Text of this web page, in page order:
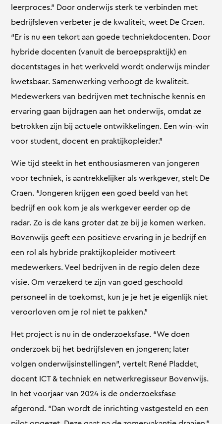
leerproces.” Door onderwijs sterk te verbinden met
bedrijfsleven verbeter je de kwaliteit, weet De Craen.
“Er is nu een tekort aan goede techniekdocenten. Door
hybride docenten (vanuit de beroepspraktijk) en
docentstages in het werkveld wordt onderwijs minder
kwetsbaar. Samenwerking verhoogt de kwaliteit.
Medewerkers van bedrijven met technische kennis en
ervaring gaan bijdragen aan het onderwijs, omdat ze
betrokken zijn bij actuele ontwikkelingen. Een win-win
voor student, docent en praktijkopleider.”
Wie tijd steekt in het enthousiasmeren van jongeren
voor techniek, is aantrekkelijker als werkgever, stelt De
Craen. “Jongeren krijgen een goed beeld van het
bedrijf en ook kom je als werkgever eerder op de
radar. Zo is de kans groter dat ze bij je komen werken.
Bovenwijs geeft een positieve ervaring in je bedrijf en
een rol als hybride praktijkopleider motiveert
medewerkers. Veel bedrijven in de regio delen deze
visie. Om verzekerd te zijn van goed geschoold
personeel in de toekomst, kun je je het je eigenlijk niet
veroorloven om je rol niet te pakken.”
Het project is nu in de onderzoeksfase. “We doen
onderzoek bij het bedrijfsleven en jongeren; later
volgen onderwijsinstellingen”, vertelt René Pladdet,
docent ICT & techniek en netwerkregisseur Bovenwijs.
In het voorjaar van 2024 is de onderzoeksfase
afgerond. “Dan wordt de inrichting vastgesteld en een